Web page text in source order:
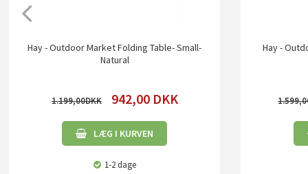
Hay - Outdoor Market Folding Table- Small-
Natural
1.199,00 942,00 DKK
LÆG I KURVEN
1-2 dage
Hay -